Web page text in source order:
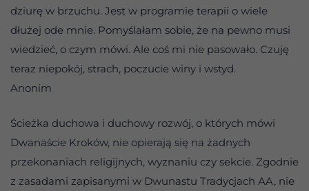
dziurę w brzuchu. Jest w programie terapii o wiele
dłużej ode mnie. Pomyślałam sobie, że na pewno musi
wiedzieć, o czym mówi. Ale coś mi nie pasowało. Czuję
teraz niepokój, strach, poczucie winy i wstyd.
Anonim
Ścieżka duchowa i duchowy rozwój, o których mówi
Dwanaście Kroków, nie opierają się na żadnych
przekonaniach religijnych, wyznaniu czy sekcie. Zgodnie
z zasadami zapisanymi w Dwunastu Tradycjach AA, nie